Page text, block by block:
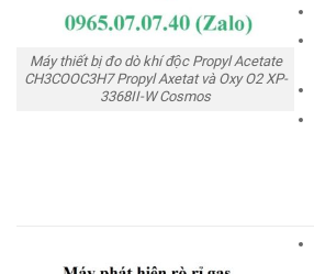
Máy thiết bị đo dò khí độc Propyl Acetate
CH3COOC3H7 Propyl Axetat và Oxy O2 XP-
3368II-W Cosmos